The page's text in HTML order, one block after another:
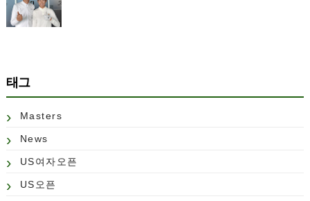
태그
Masters
News
US여자오픈
US오픈